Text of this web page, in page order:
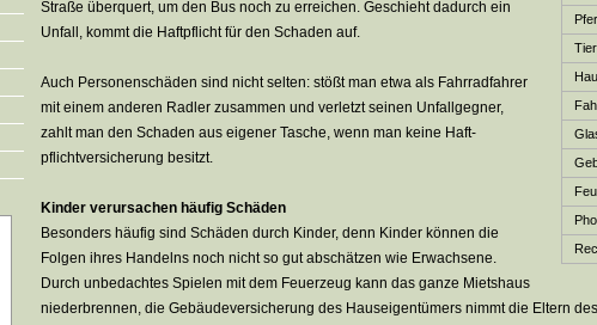
Straße überquert, um den Bus noch zu erreichen. Geschieht dadurch ein
Unfall, kommt die Haft­pflicht für den Schaden auf.
Auch Per­sonenschäden sind nicht selten: stößt man etwa als Fahrradfahrer
mit einem anderen Radler zusammen und verletzt seinen Unfallgegner,
zahlt man den Schaden aus eigener Tasche, wenn man keine Haft­
pflichtversicherung besitzt.
Kinder verursachen häufig Schäden
Besonders häufig sind Schäden durch Kinder, denn Kinder können die
Folgen ihres Handelns noch nicht so gut abschätzen wie Erwachsene.
Durch unbedachtes Spielen mit dem Feuerzeug kann das ganze Mietshaus
niederbrennen, die Ge­bäude­ver­si­che­rung des Hauseigentümers nimmt die Eltern